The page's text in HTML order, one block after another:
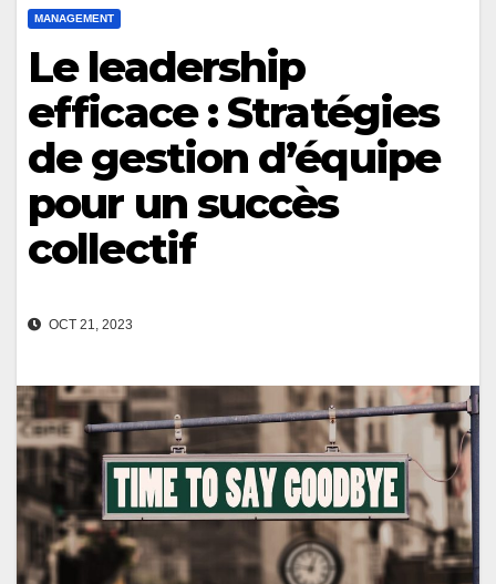
MANAGEMENT
Le leadership
efficace : Stratégies
de gestion d’équipe
pour un succès
collectif
OCT 21, 2023